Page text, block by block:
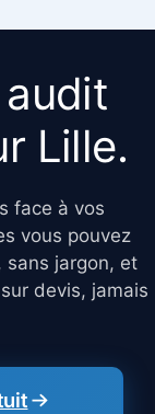
Lille.
face à vos
vous pouvez
sans jargon, et
devis, jamais